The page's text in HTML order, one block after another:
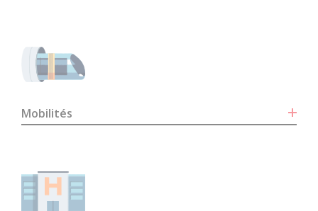
Mobilités